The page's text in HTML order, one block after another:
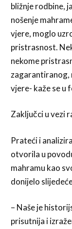
bližnje rodbine,
nošenje
vjere, moglo
pristrasnost.
nekome
zagarantiranog,
vjere- kaže se u
Zaključci u vezi
Prateći i
otvorila u
mahramu kao
donijelo
– Naše je
prisutnija i